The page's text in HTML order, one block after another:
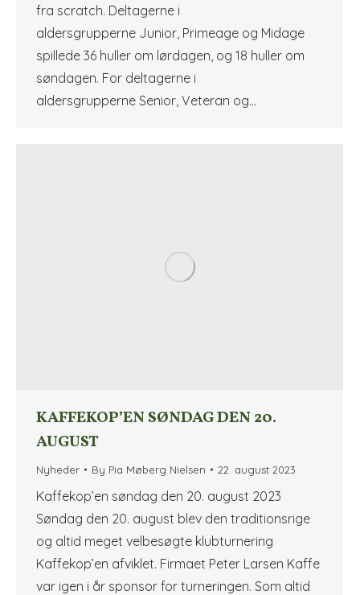
fra scratch. Deltagerne i
aldersgrupperne Junior, Primeage og Midage
spillede 36 huller om lørdagen, og 18 huller om
søndagen. For deltagerne i
aldersgrupperne Senior, Veteran og…
KAFFEKOP’EN SØNDAG DEN 20.
AUGUST
Nyheder By Pia Møberg Nielsen 22. august 2023
Kaffekop’en søndag den 20. august 2023
Søndag den 20. august blev den traditionsrige
og altid meget velbesøgte klubturnering
Kaffekop’en afviklet. Firmaet Peter Larsen Kaffe
var igen i år sponsor for turneringen. Som altid